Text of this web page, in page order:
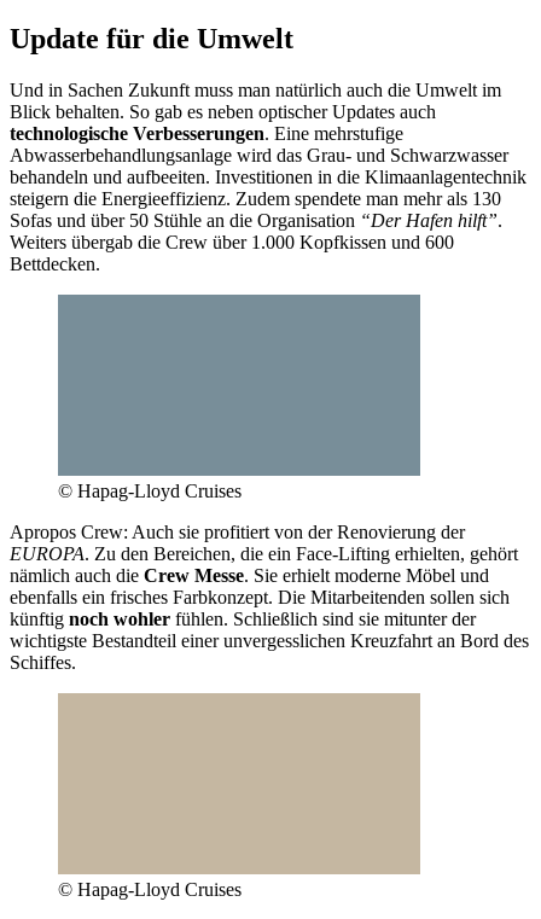
Update für die Umwelt
Und in Sachen Zukunft muss man natürlich auch die Umwelt im
Blick behalten. So gab es neben optischer Updates auch
technologische Verbesserungen. Eine mehrstufige
Abwasserbehandlungsanlage wird das Grau- und Schwarzwasser
behandeln und aufbeeiten. Investitionen in die Klimaanlagentechnik
steigern die Energieeffizienz. Zudem spendete man mehr als 130
Sofas und über 50 Stühle an die Organisation “Der Hafen hilft”.
Weiters übergab die Crew über 1.000 Kopfkissen und 600
Bettdecken.
© Hapag-Lloyd Cruises
Apropos Crew: Auch sie profitiert von der Renovierung der
EUROPA. Zu den Bereichen, die ein Face-Lifting erhielten, gehört
nämlich auch die Crew Messe. Sie erhielt moderne Möbel und
ebenfalls ein frisches Farbkonzept. Die Mitarbeitenden sollen sich
künftig noch wohler fühlen. Schließlich sind sie mitunter der
wichtigste Bestandteil einer unvergesslichen Kreuzfahrt an Bord des
Schiffes.
© Hapag-Lloyd Cruises